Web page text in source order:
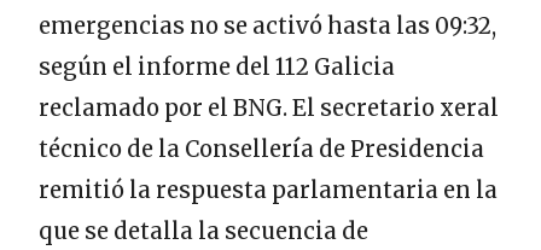
emergencias no se activó hasta las 09:32,
según el informe del 112 Galicia
reclamado por el BNG. El secretario xeral
técnico de la Consellería de Presidencia
remitió la respuesta parlamentaria en la
que se detalla la secuencia de